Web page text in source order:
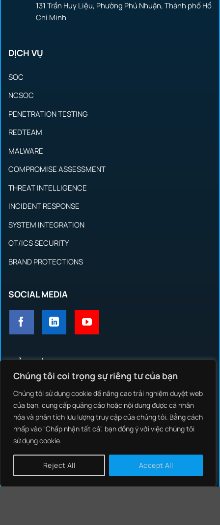
Chúng tôi coi trọng sự riêng tư của bạn
Chúng tôi sử dụng cookie để nâng cao trải nghiệm duyệt web
của bạn, cung cấp quảng cáo hoặc nội dung được cá nhân
hóa và phân tích lưu lượng truy cập của chúng tôi. Bằng cách
nhấp vào "Chấp nhận tất cả", bạn đồng ý với việc chúng tôi
sử dụng cookie.
Reject All Accept All
131 Trần Huy Liệu, Phường Phú Nhuận, Thành phố Hồ
Chí Minh
DỊCH VỤ
SOC
NCSOC
PENETRATION TESTING
REDTEAM
MALWARE
COMPROMISE ASSESSMENT
THREAT INTELLIGENCE
INCIDENT RESPONSE
SYSTEM INTEGRATION
OT/ICS SECURITY
BRAND PROTECTIONS
SOCIAL MEDIA
GIẢI PHÁP
NCS EDR
NCS NEXT GENERATION FIREWALL
NCS SIEM
NCS NIPS